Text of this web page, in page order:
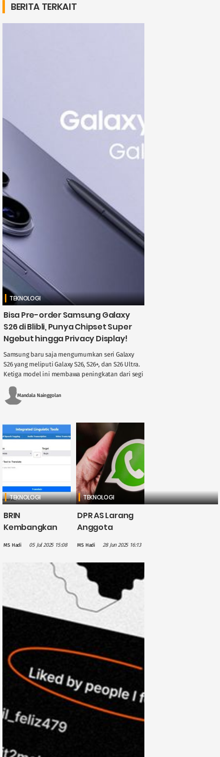
BERITA TERKAIT
TEKNOLOGI
Bisa Pre-order Samsung Galaxy
S26 di Blibli, Punya Chipset Super
Ngebut hingga Privacy Display!
Samsung baru saja mengumumkan seri Galaxy
S26 yang meliputi Galaxy S26, S26+, dan S26 Ultra.
Ketiga model ini membawa peningkatan dari segi
Mandala Nainggolan
TEKNOLOGI
BRIN
Kembangkan
Berbasis AI
untuk Bahasa
Bugis, Upaya
MS Hadi 05 Jul 2025 15:08
TEKNOLOGI
DPR AS Larang
Anggota
WhatsApp Demi
Keamanan Data
MS Hadi 28 Jun 2025 16:13